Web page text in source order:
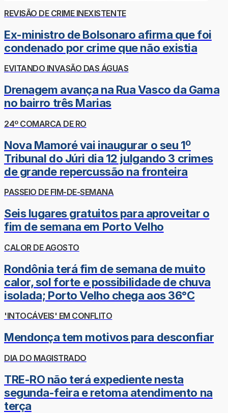
REVISÃO DE CRIME INEXISTENTE
Ex-ministro de Bolsonaro afirma que foi
condenado por crime que não existia
EVITANDO INVASÃO DAS ÁGUAS
Drenagem avança na Rua Vasco da Gama
no bairro três Marias
24º COMARCA DE RO
Nova Mamoré vai inaugurar o seu 1º
Tribunal do Júri dia 12 julgando 3 crimes
de grande repercussão na fronteira
PASSEIO DE FIM-DE-SEMANA
Seis lugares gratuitos para aproveitar o
fim de semana em Porto Velho
CALOR DE AGOSTO
Rondônia terá fim de semana de muito
calor, sol forte e possibilidade de chuva
isolada; Porto Velho chega aos 36°C
'INTOCÁVEIS' EM CONFLITO
Mendonça tem motivos para desconfiar
DIA DO MAGISTRADO
TRE-RO não terá expediente nesta
segunda-feira e retoma atendimento na
terça